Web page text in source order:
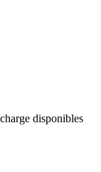
disponibles